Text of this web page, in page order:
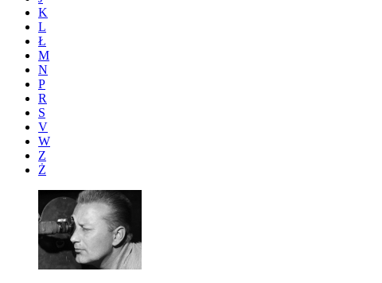
K
L
Ł
M
N
P
R
S
V
W
Z
Ż